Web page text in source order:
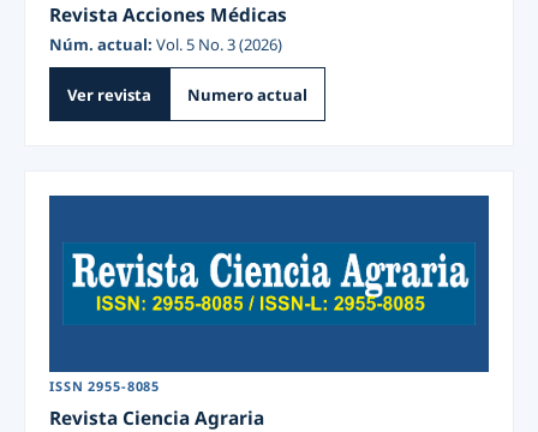
Revista Acciones Médicas
Núm. actual: Vol. 5 No. 3 (2026)
Ver revista Numero actual
ISSN 2955-8085
Revista Ciencia Agraria